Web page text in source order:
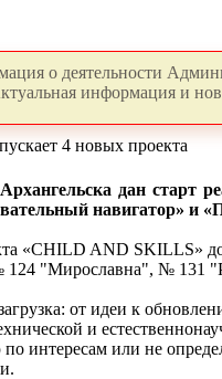
о деятельности
информация и
4 новых проекта
дан
навигатор» и
«CHILD AND SKILLS»
124 "Мирославна", №
от идеи к
и
интересам или не